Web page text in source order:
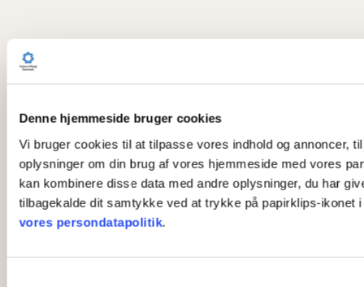
Denne hjemmeside bruger cookies
Vi bruger cookies til at tilpasse vores indhold og annoncer,
oplysninger om din brug af vores hjemmeside med vores
kan kombinere disse data med andre oplysninger, du har
tilbagekalde dit samtykke ved at trykke på papirklips-ikonet
vores persondatapolitik.